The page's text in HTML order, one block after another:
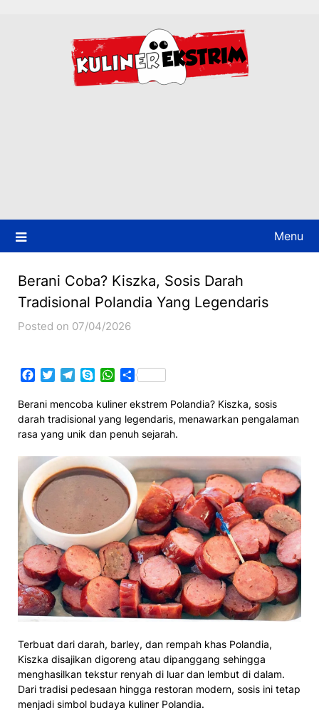
Menu
Berani Coba? Kiszka, Sosis Darah
Tradisional Polandia Yang Legendaris
Posted on 07/04/2026
Facebook
TwitterTelegram
SkypeWhatsApp
Share
Berani mencoba kuliner ekstrem Polandia? Kiszka, sosis
darah tradisional yang legendaris, menawarkan pengalaman
rasa yang unik dan penuh sejarah.
Terbuat dari darah, barley, dan rempah khas Polandia,
Kiszka disajikan digoreng atau dipanggang sehingga
menghasilkan tekstur renyah di luar dan lembut di dalam.
Dari tradisi pedesaan hingga restoran modern, sosis ini tetap
menjadi simbol budaya kuliner Polandia.